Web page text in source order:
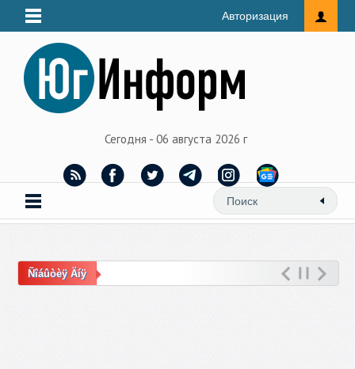
Авторизация
Сегодня - 06 августа 2026 г
Ñîáûòèÿ Äíÿ